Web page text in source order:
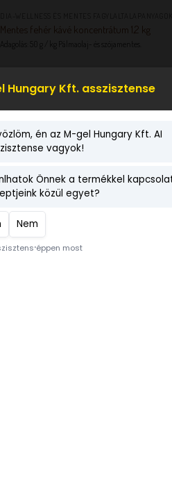
Mentes fehér kávé koncentrátum 1,2 kg
Adagolás: 50 g / kg Pálmaolaj- és szójamentes.
KEDVENCEM!
LEGNÉPSZERŰBB TERMÉKEK
Paleo Fügelekvár
STABILIZÁTOR-L